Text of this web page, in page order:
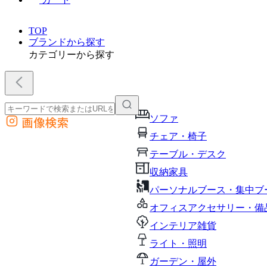
TOP
ブランドから探す
カテゴリーから探す
ソファ
チェア・椅子
テーブル・デスク
収納家具
パーソナルブース・集中ブ
オフィスアクセサリー・備
インテリア雑貨
ライト・照明
ガーデン・屋外
外部サイトの商品をカートに追加
他のサイトで見つけた商品ページのURLを貼り付けて、カートに追加できます
画像検索